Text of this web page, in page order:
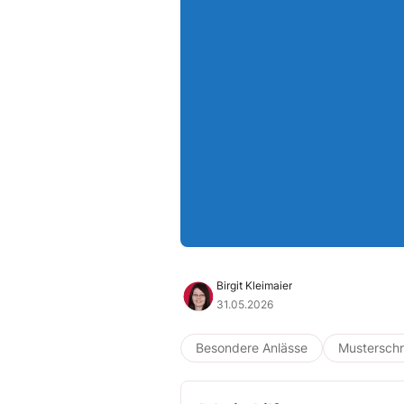
Birgit Kleimaier
31.05.2026
Besondere Anlässe